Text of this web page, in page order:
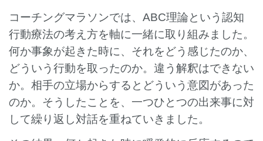
コーチングマラソンでは、ABC理論という認知
行動療法の考え方を軸に一緒に取り組みました。
何か事象が起きた時に、それをどう感じたのか、
どういう行動を取ったのか。違う解釈はできない
か。相手の立場からするとどういう意図があった
のか。そうしたことを、一つひとつの出来事に対
して繰り返し対話を重ねていきました。